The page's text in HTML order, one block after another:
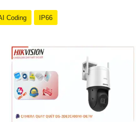
Coding IP66